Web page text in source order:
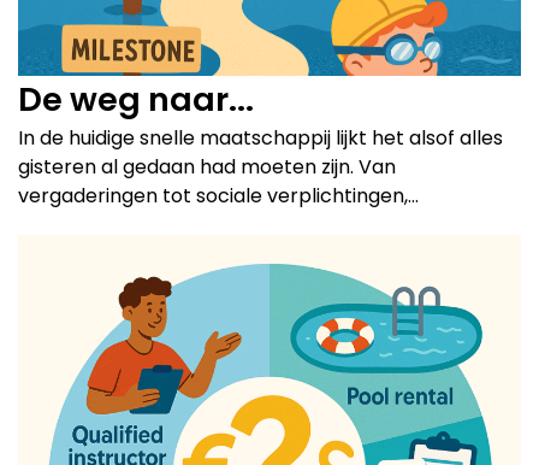
De weg naar...
In de huidige snelle maatschappij lijkt het alsof alles
gisteren al gedaan had moeten zijn. Van
vergaderingen tot sociale verplichtingen,...